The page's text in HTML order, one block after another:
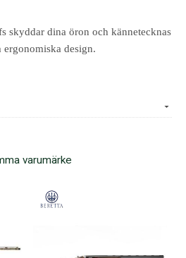
skyddar dina öron och kännetecknas
ergonomiska design.
varumärke